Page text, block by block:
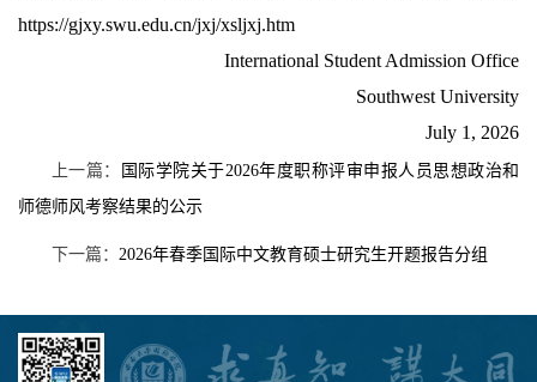
https://gjxy.swu.edu.cn/jxj/xsljxj.htm
International Student Admission Office
Southwest University
July 1, 2026
上一篇：
国际学院关于2026年度职称评审申报人员思想政治和
师德师风考察结果的公示
下一篇： 2026年春季国际中文教育硕士研究生开题报告分组